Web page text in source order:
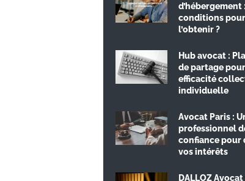
d’hébergement
conditions pour
l’obtenir ?
Hub avocat :
de partage
efficacité
individuelle
Avocat Paris :
professionnel
confiance pour
vos intérêts
DALLOZ Avocat